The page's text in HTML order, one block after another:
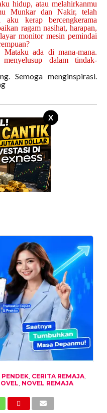
X
hidup, atau melahirkanmu
Munkar dan Nakir, telah
aku kerap bercengkerama
ragam nasihat, harapan,
monitor mesin pemindai
ada di mana-mana.
menyelusup dalam tindak-
Semoga menginspirasi.
PENDEK, CERITA REMAJA,
, NOVEL REMAJA